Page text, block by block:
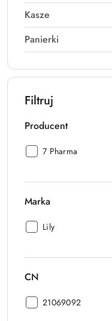
Kasze
Panierki
Filtruj
Producent
Producent:
7 Pharma
Marka
Marka:
Lily
CN
CN:
21069092